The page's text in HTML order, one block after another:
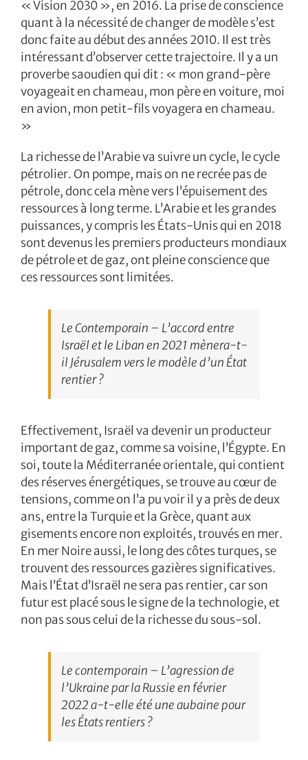
« Vision 2030 », en 2016. La prise de conscience
quant à la nécessité de changer de modèle s’est
donc faite au début des années 2010. Il est très
intéressant d’observer cette trajectoire. Il y a un
proverbe saoudien qui dit : « mon grand-père
voyageait en chameau, mon père en voiture, moi
en avion, mon petit-fils voyagera en chameau.
»
La richesse de l’Arabie va suivre un cycle, le cycle
pétrolier. On pompe, mais on ne recrée pas de
pétrole, donc cela mène vers l’épuisement des
ressources à long terme. L’Arabie et les grandes
puissances, y compris les États-Unis qui en 2018
sont devenus les premiers producteurs mondiaux
de pétrole et de gaz, ont pleine conscience que
ces ressources sont limitées.
Le Contemporain – L’accord entre
Israël et le Liban en 2021 mènera-t-
il Jérusalem vers le modèle d’un État
rentier ?
Effectivement, Israël va devenir un producteur
important de gaz, comme sa voisine, l’Égypte. En
soi, toute la Méditerranée orientale, qui contient
des réserves énergétiques, se trouve au cœur de
tensions, comme on l’a pu voir il y a près de deux
ans, entre la Turquie et la Grèce, quant aux
gisements encore non exploités, trouvés en mer.
En mer Noire aussi, le long des côtes turques, se
trouvent des ressources gazières significatives.
Mais l’État d’Israël ne sera pas rentier, car son
futur est placé sous le signe de la technologie, et
non pas sous celui de la richesse du sous-sol.
Le contemporain – L’agression de
l’Ukraine par la Russie en février
2022 a-t-elle été une aubaine pour
les États rentiers ?